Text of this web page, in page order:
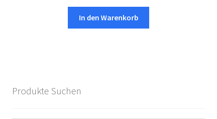
war:
€37,99
ist:
€13,50.
In den Warenkorb
Produkte Suchen